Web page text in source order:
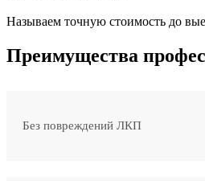
Называем точную стоимость до
Преимущества
Без повреждений ЛКП